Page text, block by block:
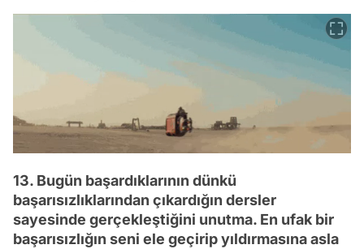
13. Bugün başardıklarının dünkü
başarısızlıklarından çıkardığın dersler
sayesinde gerçekleştiğini unutma. En ufak bir
başarısızlığın seni ele geçirip yıldırmasına asla